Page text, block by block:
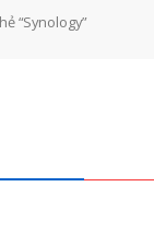
“Synology”